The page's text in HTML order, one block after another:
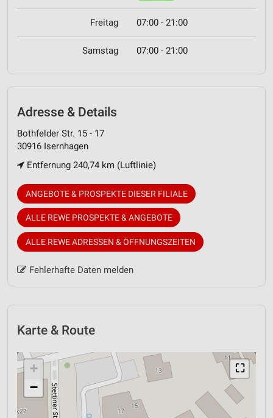
Freitag 07:00 - 21:00
Samstag 07:00 - 21:00
Adresse & Details
Bothfelder Str. 15 - 17
30916 Isernhagen
Entfernung 240,74 km (Luftlinie)
ANGEBOTE & PROSPEKTE DIESER FILIALE
ALLE REWE PROSPEKTE & ANGEBOTE
ALLE REWE ADRESSEN & ÖFFNUNGSZEITEN
Fehlerhafte Daten melden
Karte & Route
⛶
+
−